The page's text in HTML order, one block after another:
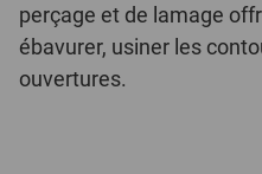
perçage et de lamage
ébavurer, usiner les
ouvertures.